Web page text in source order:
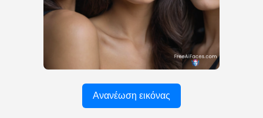
Ανανέωση εικόνας